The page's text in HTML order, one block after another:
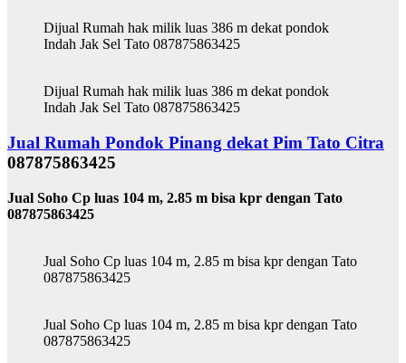
Dijual Rumah hak milik luas 386 m dekat pondok
Indah Jak Sel Tato 087875863425
Dijual Rumah hak milik luas 386 m dekat pondok
Indah Jak Sel Tato 087875863425
Jual Rumah Pondok Pinang dekat Pim Tato Citra
087875863425
Jual Soho Cp luas 104 m, 2.85 m bisa kpr dengan Tato
087875863425
Jual Soho Cp luas 104 m, 2.85 m bisa kpr dengan Tato
087875863425
Jual Soho Cp luas 104 m, 2.85 m bisa kpr dengan Tato
087875863425